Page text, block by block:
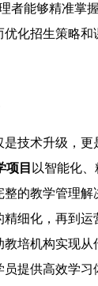
能够精准掌
化招生策略
技术升级，更
项目 以智能化
的教学管理
细化，再到运
培机构实现从
提供高效学习